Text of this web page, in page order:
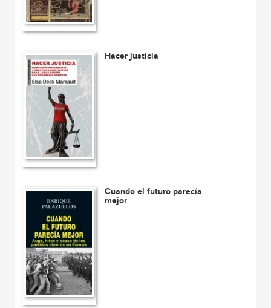
Hacer justicia
Cuando el futuro parecía
mejor